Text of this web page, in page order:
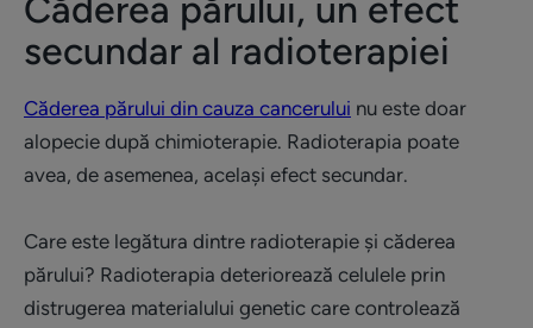
Căderea părului, un efect
secundar al radioterapiei
Căderea părului din cauza cancerului nu este doar
alopecie după chimioterapie. Radioterapia poate
avea, de asemenea, același efect secundar.
Care este legătura dintre radioterapie și căderea
părului? Radioterapia deteriorează celulele prin
distrugerea materialului genetic care controlează